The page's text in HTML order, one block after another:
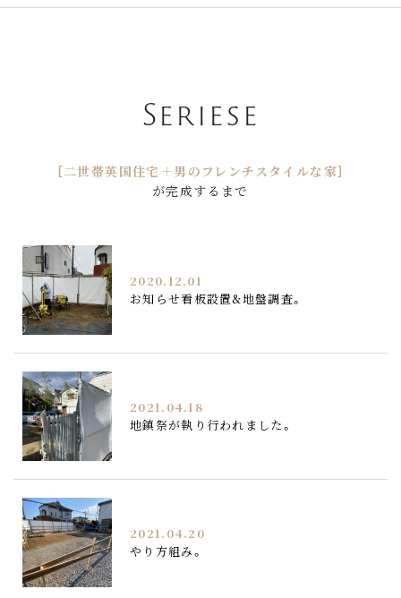
Seriese
［二世帯英国住宅＋男のフレンチスタイルな家］
が完成するまで
2020.12.01
お知らせ看板設置&地盤調査。
2021.04.18
地鎮祭が執り行われました。
2021.04.20
やり方組み。